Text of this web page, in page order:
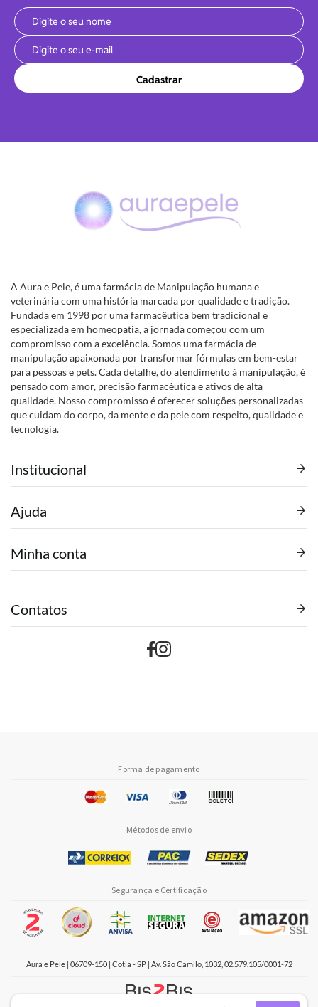
Cadastrar
A Aura e Pele, é uma farmácia de Manipulação humana e
veterinária com uma história marcada por qualidade e tradição.
Fundada em 1998 por uma farmacêutica bem tradicional e
especializada em homeopatia, a jornada começou com um
compromisso com a excelência. Somos uma farmácia de
manipulação apaixonada por transformar fórmulas em bem-estar
para pessoas e pets. Cada detalhe, do atendimento à manipulação, é
pensado com amor, precisão farmacêutica e ativos de alta
qualidade. Nosso compromisso é oferecer soluções personalizadas
que cuidam do corpo, da mente e da pele com respeito, qualidade e
tecnologia.
Institucional
Ajuda
Minha conta
Contatos
Forma de pagamento
Métodos de envio
Segurança e Certificação
Aura e Pele | 06709-150 | Cotia - SP | Av. São Camilo, 1032, 02.579.105/0001-72